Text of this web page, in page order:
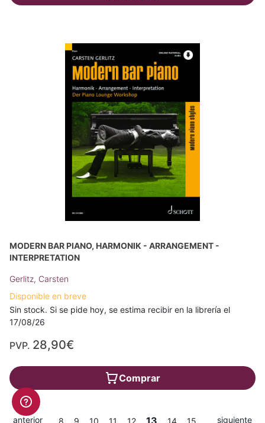
MODERN BAR PIANO, HARMONIK - ARRANGEMENT -
INTERPRETATION
Gerlitz, Carsten
Disponible en breve
Sin stock. Si se pide hoy, se estima recibir en la librería el
17/08/26
PVP. 28,90€
Comprar
anterior 8 9 10 11 12 13 14 15 siguiente